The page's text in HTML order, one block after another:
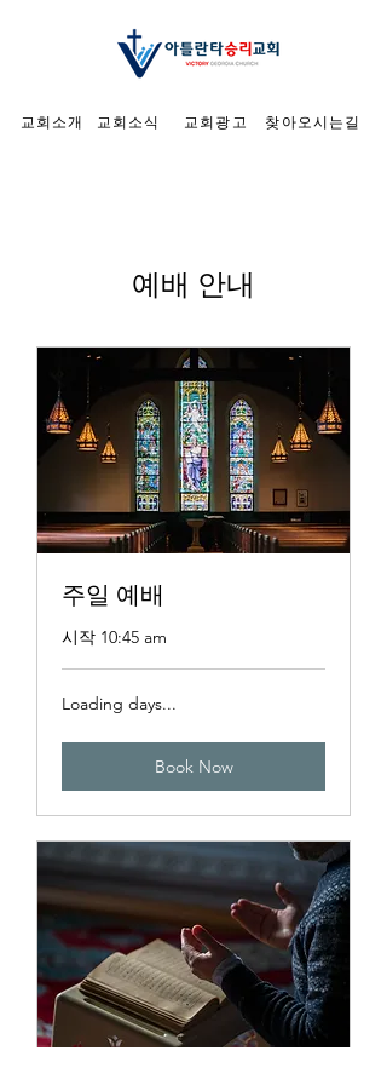
교회소개 교회소식 찾아오시는길
교회광고
예배 안내
주일 예배
시작 10:45 am
Loading days...
Book Now